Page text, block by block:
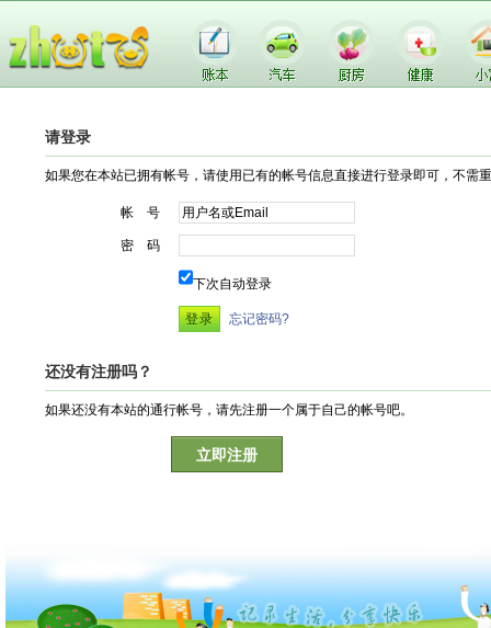
请登录
如果您在本站已拥有帐号，请使用已有的帐号信息直接进行登录即可，不需
帐 号
密 码
下次自动登录
忘记密码?
还没有注册吗？
如果还没有本站的通行帐号，请先注册一个属于自己的帐号吧。
立即注册